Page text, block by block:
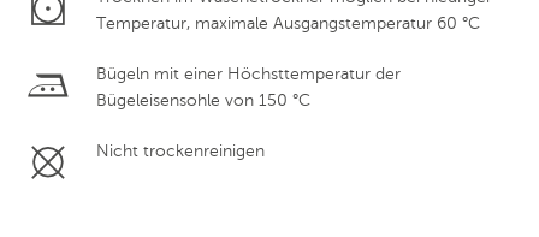
Temperatur, maximale Ausgangstemperatur 60 °C
Bügeln mit einer Höchsttemperatur der
Bügeleisensohle von 150 °C
Nicht trockenreinigen